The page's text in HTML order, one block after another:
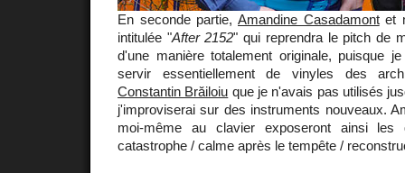
En seconde partie, Amandine Casadamontet
intitulée "After 2152" qui reprendra le pitch de
d'une manière totalement originale, puisque
servir essentiellement de vinyles des
Constantin Brăiloiu que je n'avais pas utilisés
j'improviserai sur des instruments nouveaux.
moi-même au clavier exposeront ainsi les
catastrophe / calme après le tempête /